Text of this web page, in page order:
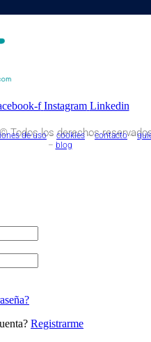
f Instagram Linkedin
Todos los derechos
de uso– cookies –contacto–
– blog
Registrarme